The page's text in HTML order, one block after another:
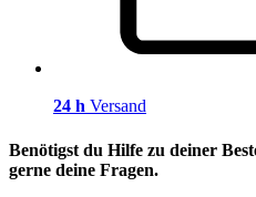
24 h Versand
Benötigst du Hilfe zu deiner
gerne deine Fragen.